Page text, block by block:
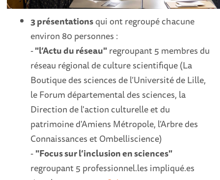
3 présentationsqui ont regroupé chacune
environ 80 personnes :
-"l’Actu du réseau"regroupant 5 membres du
réseau régional de culture scientifique (La
Boutique des sciences de l’Université de Lille,
le Forum départemental des sciences, la
Direction de l'action culturelle et du
patrimoine d'Amiens Métropole, l’Arbre des
Connaissances et Ombelliscience)
-"Focus sur l’inclusion en sciences"
regroupant 5 professionnel.les impliqué.es